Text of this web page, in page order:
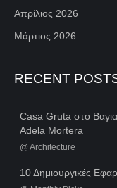
Απρίλιος 2026
Μάρτιος 2026
RECENT
Casa Gruta στο
Adela Mortera
@ Architecture
10 Δημιουργικές